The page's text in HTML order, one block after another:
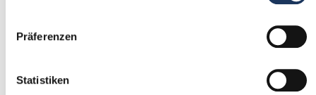
Präferenzen
Statistiken